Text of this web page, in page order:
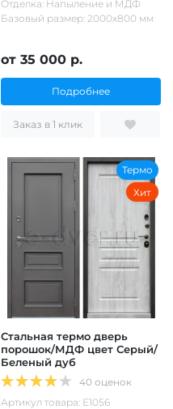
Отделка: Напыление и МДФ
Базовый размер: 2000х800 мм
от 35 000 р.
Подробнее
Заказ в 1 клик
Термо
Хит
Стальная термо дверь
порошок/МДФ цвет Серый/
Беленый дуб
40 оценок
Артикул товара: Е1056